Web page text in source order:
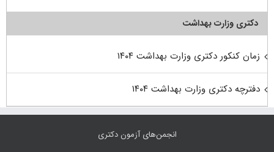
دکتری وزارت بهداشت
زمان کنکور دکتری وزارت بهداشت ۱۴۰۴
دفترچه دکتری وزارت بهداشت ۱۴۰۴
انجمن‌های آزمون دکتری